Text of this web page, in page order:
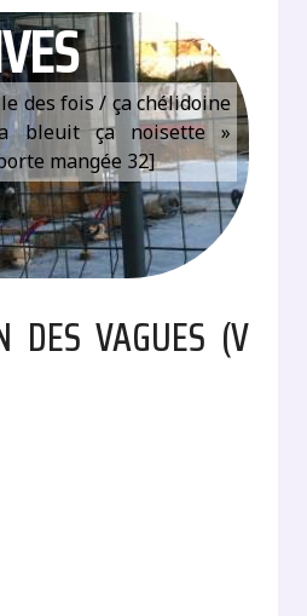
des fois / ça chélidoine
bleuit ça noisette »
mangée 32]
DES VAGUES (V